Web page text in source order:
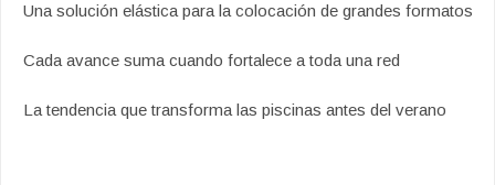
Una solución elástica para la colocación de grandes formatos
Cada avance suma cuando fortalece a toda una red
La tendencia que transforma las piscinas antes del verano